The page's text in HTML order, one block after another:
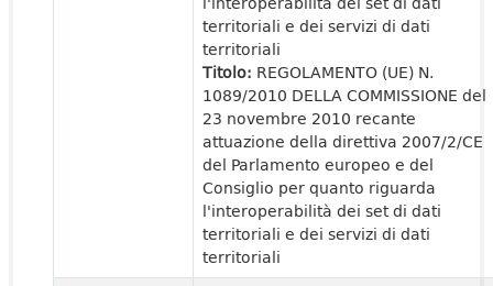
territoriali e dei servizi di dati
territoriali
Titolo: REGOLAMENTO (UE) N.
1089/2010 DELLA COMMISSIONE del
23 novembre 2010 recante
attuazione della direttiva 2007/2/CE
del Parlamento europeo e del
Consiglio per quanto riguarda
l'interoperabilità dei set di dati
territoriali e dei servizi di dati
territoriali